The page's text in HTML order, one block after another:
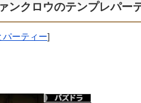
ンクロウのテンプレパー
パーティー]